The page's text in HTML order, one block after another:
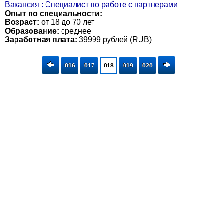
Вакансия : Специалист по работе с партнерами
Опыт по специальности:
Возраст: от 18 до 70 лет
Образование: среднее
Заработная плата: 39999 рублей (RUB)
016 017 018 019 020